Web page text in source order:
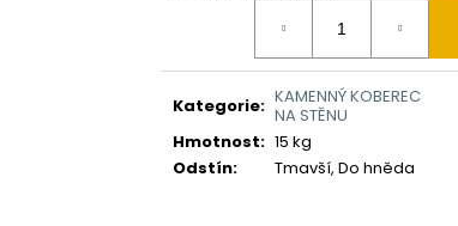
Kategorie: KAMENNÝ KOBEREC
NA STĚNU
Hmotnost: 15 kg
Odstín: Tmavší, Do hněda